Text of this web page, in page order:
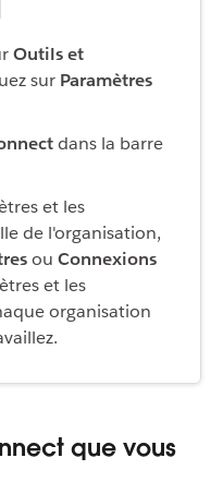
Outils et
sur Paramètres
dans la barre
et les
de l'organisation,
ou Connexions
et les
organisation
que vous